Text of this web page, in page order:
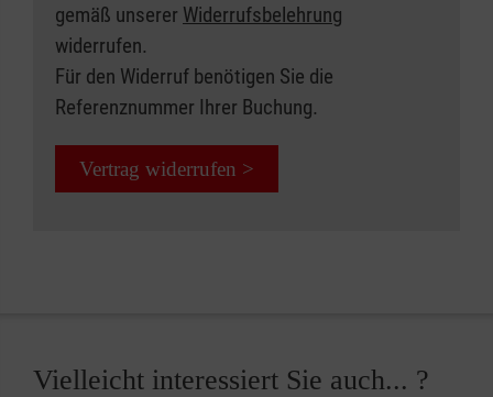
gemäß unserer Widerrufsbelehrung
widerrufen.
Für den Widerruf benötigen Sie die
Referenznummer Ihrer Buchung.
Vertrag widerrufen >
Vielleicht interessiert Sie auch... ?